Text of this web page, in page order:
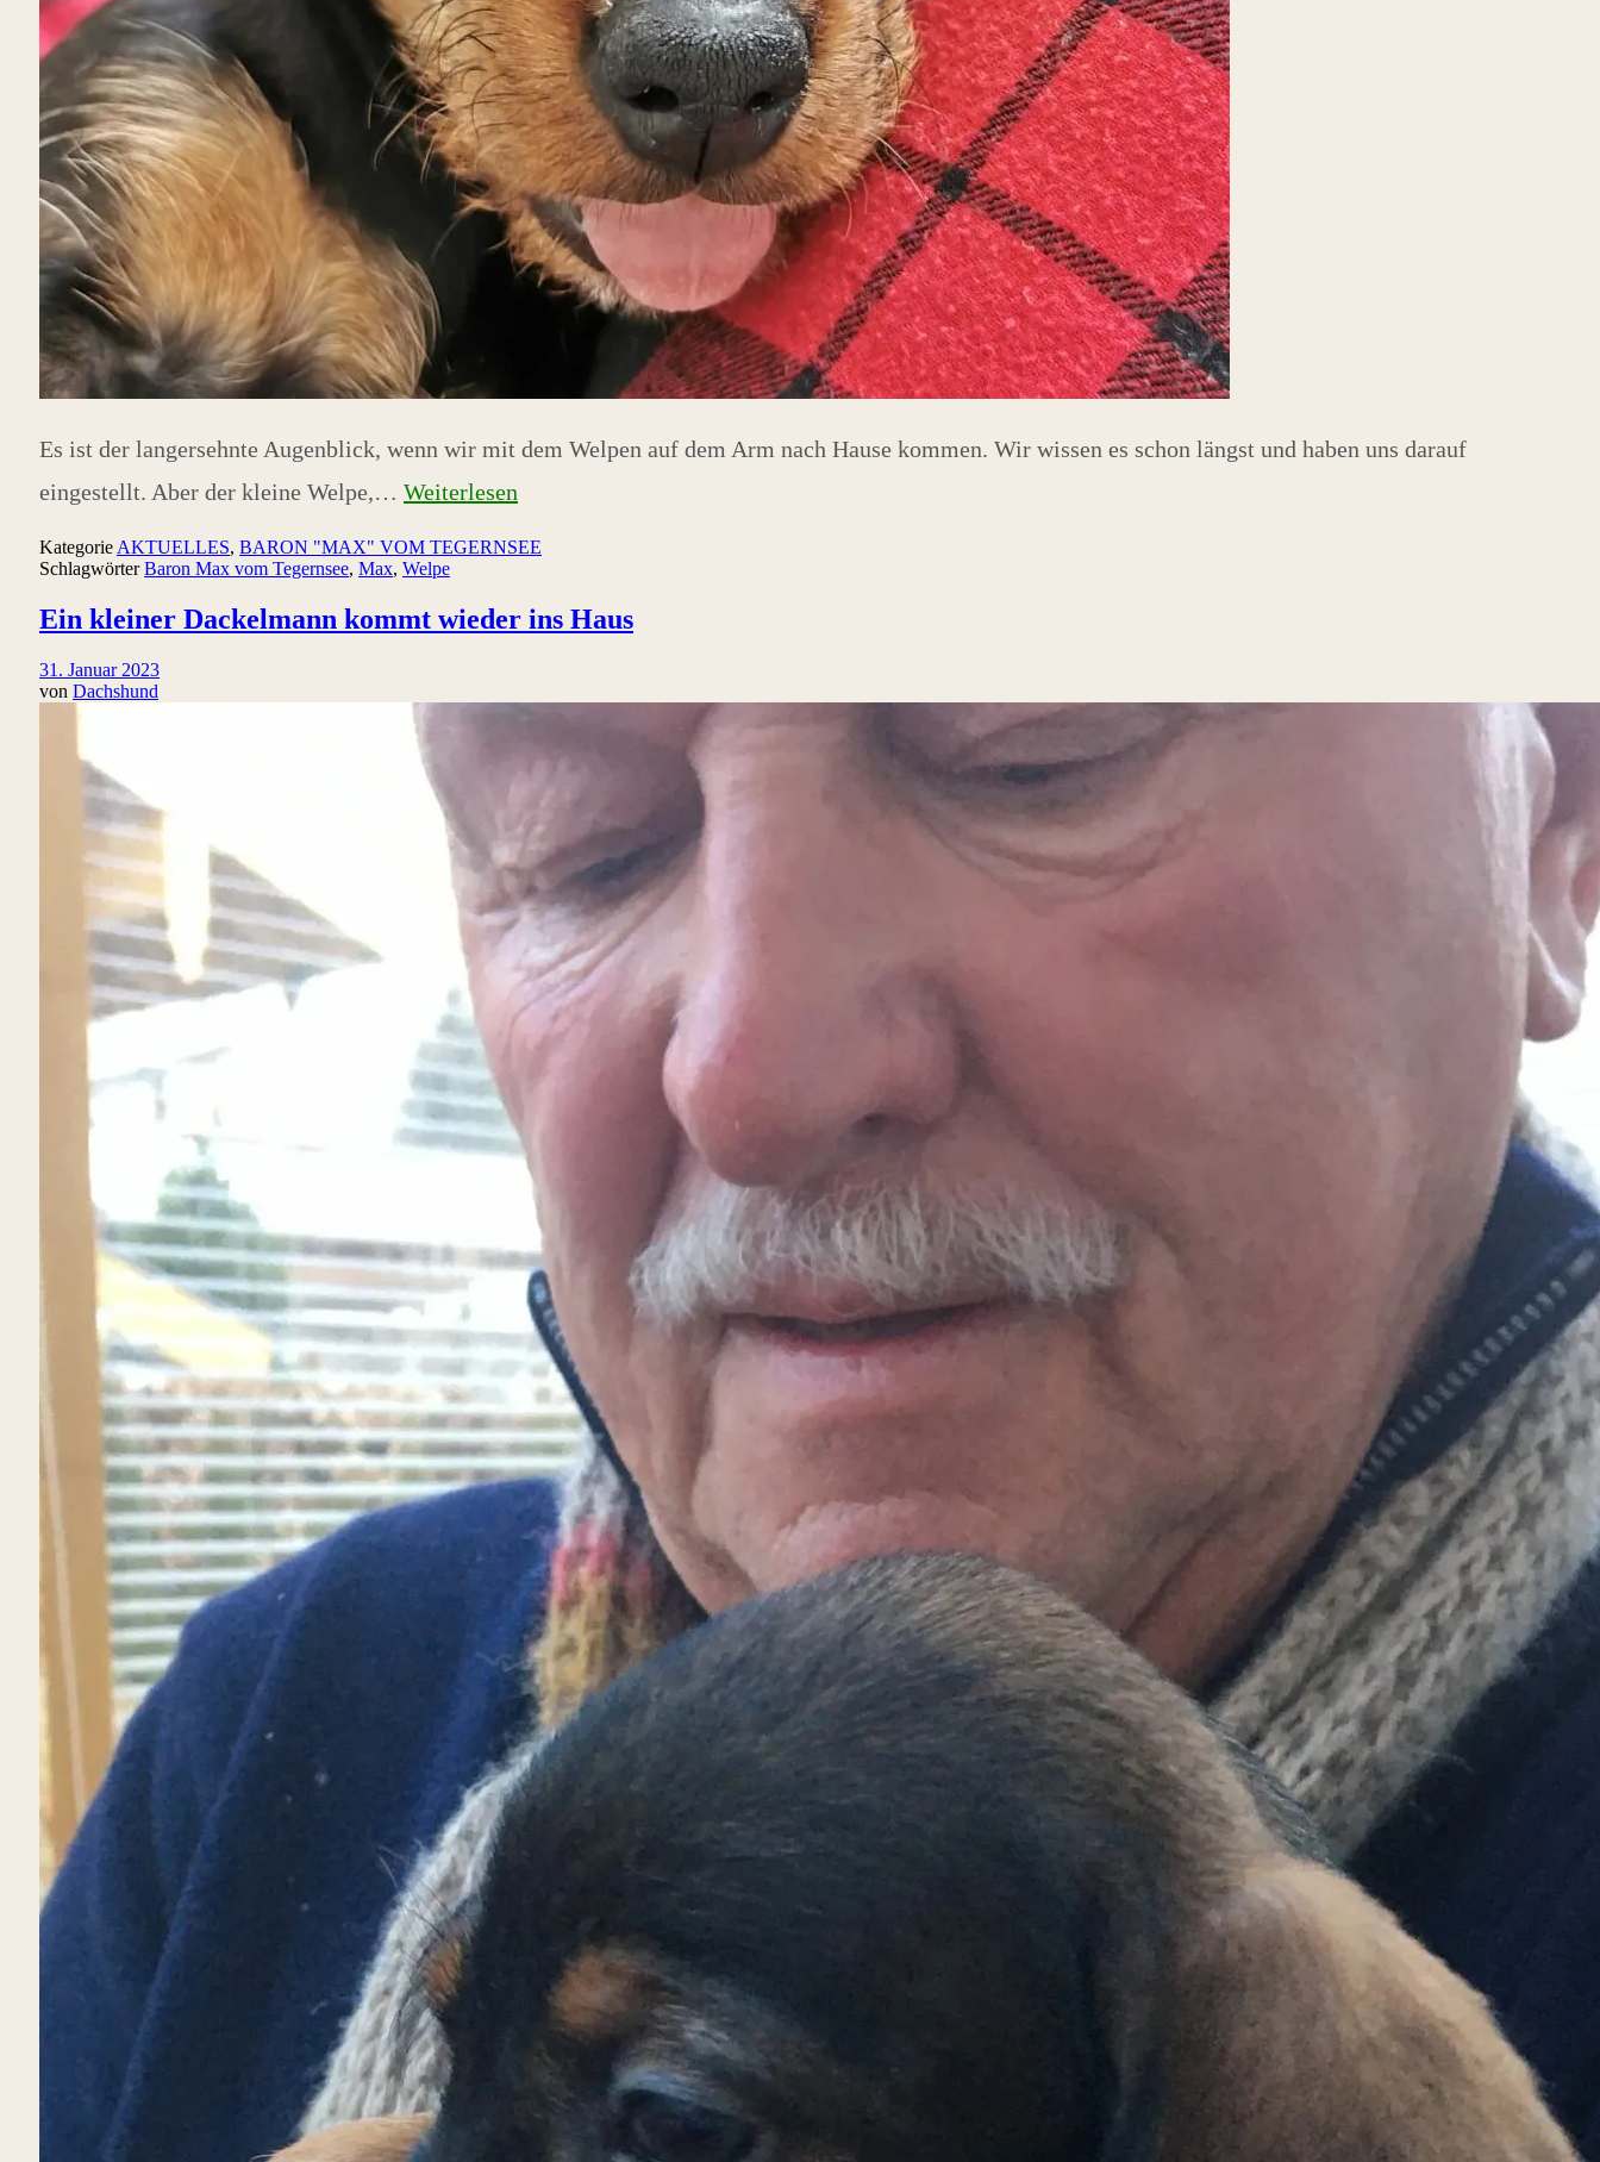
Es ist der langersehnte Augenblick, wenn wir mit dem Welpen auf dem Arm nach Hause kommen. Wir wissen es schon längst und haben uns darauf
eingestellt. Aber der kleine Welpe,… Weiterlesen
Kategorie AKTUELLES, BARON "MAX" VOM TEGERNSEE
SchlagwörterBaron Max vom Tegernsee, Max, Welpe
Ein kleiner Dackelmann kommt wieder ins Haus
31. Januar 2023
von Dachshund